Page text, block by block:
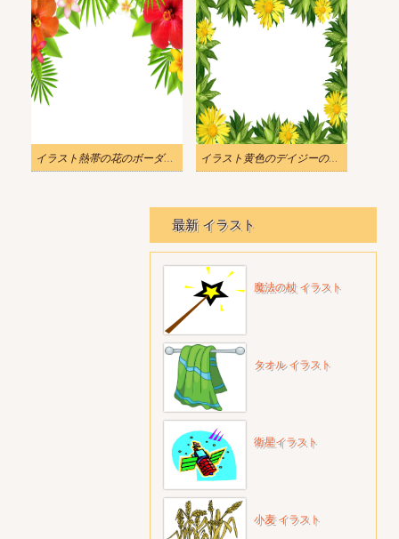
イラスト熱帯の花のボーダーpng イラスト黄色のデイジーの花のボーダーpng
最新 イラスト
魔法の杖 イラスト
タオル イラスト
衛星イラスト
小麦 イラスト